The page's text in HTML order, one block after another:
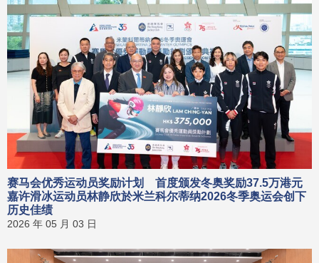
赛马会优秀运动员奖励计划 首度颁发冬奥奖励37.5万港元
嘉许滑冰运动员林静欣於米兰科尔蒂纳2026冬季奥运会创下
历史佳绩
2026 年 05 月 03 日